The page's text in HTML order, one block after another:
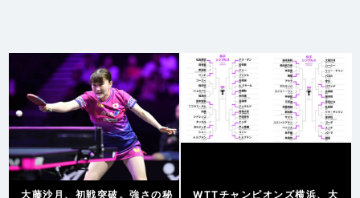
大藤沙月、初戦突破。強さの秘
WTTチャンピオンズ横浜、大